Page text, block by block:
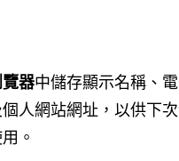
器中儲存顯示名稱、
人網站網址，以供下
。